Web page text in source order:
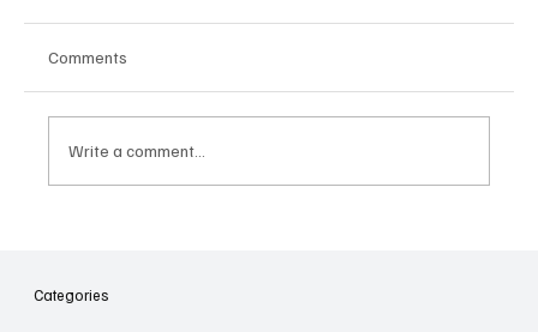
նվիրում որոշում
Comments
Write a comment...
Categories